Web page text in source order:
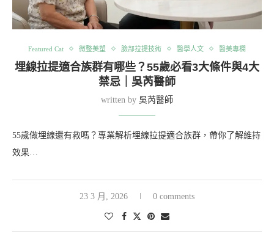
Featured Cat 微整美塑 臉部拉提技術 醫學人文 醫美專欄
埋線拉提適合族群有哪些？55歲必看3大條件與4大
禁忌｜吳芮醫師
written by 吳芮醫師
55歲做埋線還有救嗎？專業解析埋線拉提適合族群，帶你了解維持
效果…
23 3 月, 2026 0 comments